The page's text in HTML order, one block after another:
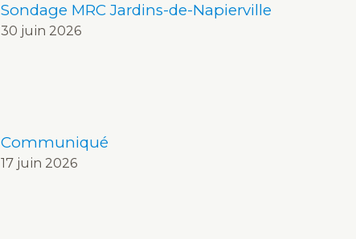
Sondage MRC Jardins-de-Napierville
30 juin 2026
Communiqué
17 juin 2026